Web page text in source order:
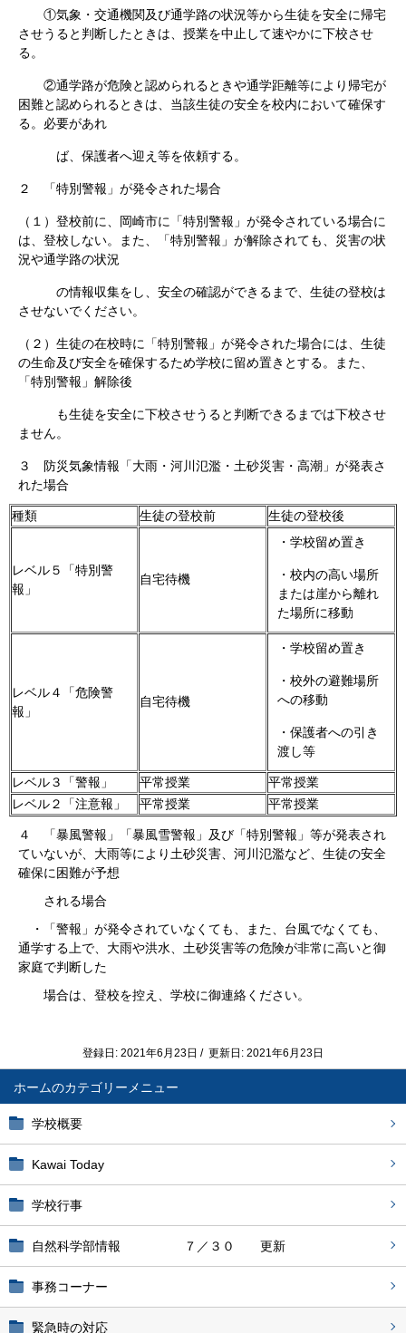
ホーム
学校概要
Kawai Today
学校行事
自然科学部情報 ７／３０ 更新
事務コーナー
緊急時の対応
①気象・交通機関及び通学路の状況等から生徒を安全に帰宅
させうると判断したときは、授業を中止して速やかに下校させ
る。
②通学路が危険と認められるときや通学距離等により帰宅が
困難と認められるときは、当該生徒の安全を校内において確保す
る。必要があれ
ば、保護者へ迎え等を依頼する。
２ 「特別警報」が発令された場合
（１）登校前に、岡崎市に「特別警報」が発令されている場合に
は、登校しない。また、「特別警報」が解除されても、災害の状
況や通学路の状況
の情報収集をし、安全の確認ができるまで、生徒の登校は
させないでください。
（２）生徒の在校時に「特別警報」が発令された場合には、生徒
の生命及び安全を確保するため学校に留め置きとする。また、
「特別警報」解除後
も生徒を安全に下校させうると判断できるまでは下校させ
ません。
３ 防災気象情報「大雨・河川氾濫・土砂災害・高潮」が発表さ
れた場合
種類 生徒の登校前 生徒の登校後
レベル５「特別警
報」
自宅待機
・学校留め置き
・校内の高い場所
または崖から離れ
た場所に移動
レベル４「危険警
報」
自宅待機
・学校留め置き
・校外の避難場所
への移動
・保護者への引き
渡し等
レベル３「警報」 平常授業
平常授業
レベル２「注意報」
平常授業 平常授業
４ 「暴風警報」「暴風雪警報」及び「特別警報」等が発表され
ていないが、大雨等により土砂災害、河川氾濫など、生徒の安全
確保に困難が予想
される場合
・「警報」が発令されていなくても、また、台風でなくても、
通学する上で、大雨や洪水、土砂災害等の危険が非常に高いと御
家庭で判断した
場合は、登校を控え、学校に御連絡ください。
登録日: 2021年6月23日 / 更新日: 2021年6月23日